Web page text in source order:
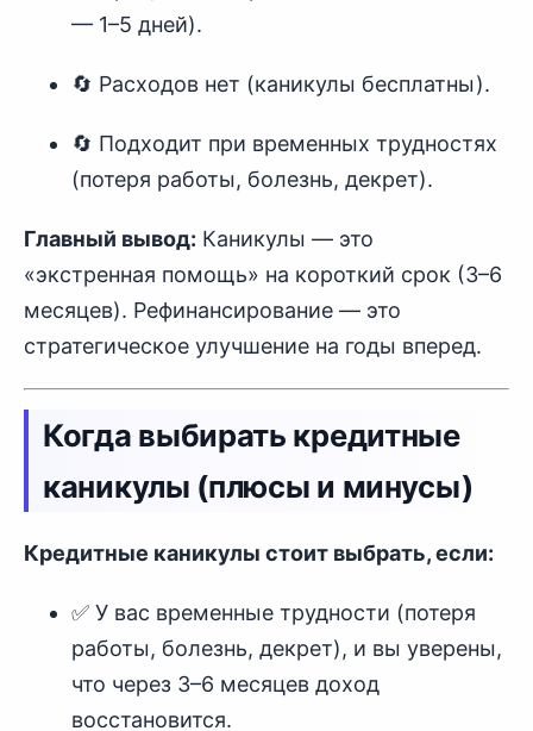
— 1–5 дней).
🔄 Расходов нет (каникулы бесплатны).
🔄 Подходит при временных трудностях
(потеря работы, болезнь, декрет).
Главный вывод: Каникулы — это
«экстренная помощь» на короткий срок (3–6
месяцев). Рефинансирование — это
стратегическое улучшение на годы вперед.
Когда выбирать кредитные
каникулы (плюсы и минусы)
Кредитные каникулы стоит выбрать, если:
✅ У вас временные трудности (потеря
работы, болезнь, декрет), и вы уверены,
что через 3–6 месяцев доход
восстановится.